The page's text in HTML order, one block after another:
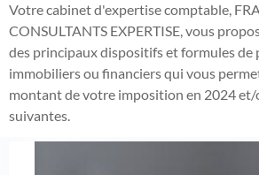
Votre cabinet d'expertise comptable,
CONSULTANTS EXPERTISE, vous
des principaux dispositifs et formules de
immobiliers ou financiers qui vous
montant de votre imposition en 2024 et/
suivantes.